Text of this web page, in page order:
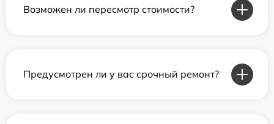
Возможен ли пересмотр стоимости?
Предусмотрен ли у вас срочный ремонт?